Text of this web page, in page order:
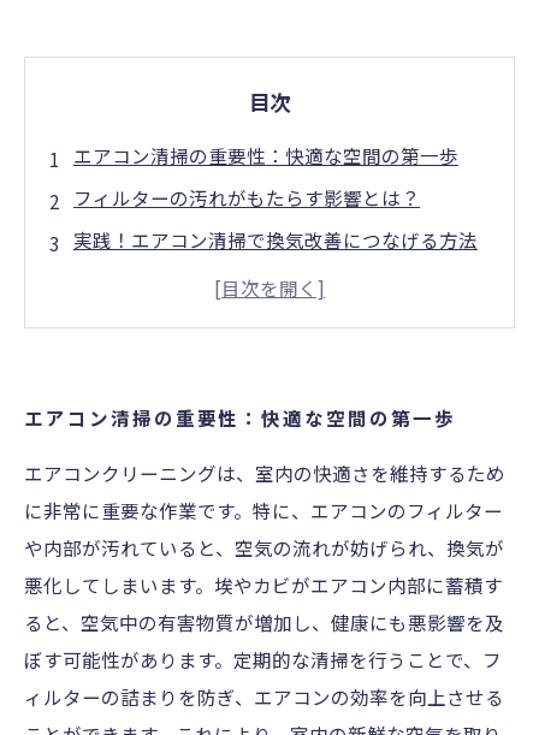
目次
エアコン清掃の重要性：快適な空間の第一歩
フィルターの汚れがもたらす影響とは？
実践！エアコン清掃で換気改善につなげる方法
清掃後の変化：空気質が改善された実例
エアコンメンテナンスの新常識：定期清掃が健
あなたのエアコン、清潔ですか？換気のヒント
快適な生活空間を手に入れるためのエアコン清
掃ガイド
エアコン清掃の重要性：快適な空間の第一歩
エアコンクリーニングは、室内の快適さを維持するため
に非常に重要な作業です。特に、エアコンのフィルター
や内部が汚れていると、空気の流れが妨げられ、換気が
悪化してしまいます。埃やカビがエアコン内部に蓄積す
ると、空気中の有害物質が増加し、健康にも悪影響を及
ぼす可能性があります。定期的な清掃を行うことで、フ
ィルターの詰まりを防ぎ、エアコンの効率を向上させる